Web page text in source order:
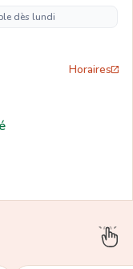
dès lundi
Horairesopen_in_new